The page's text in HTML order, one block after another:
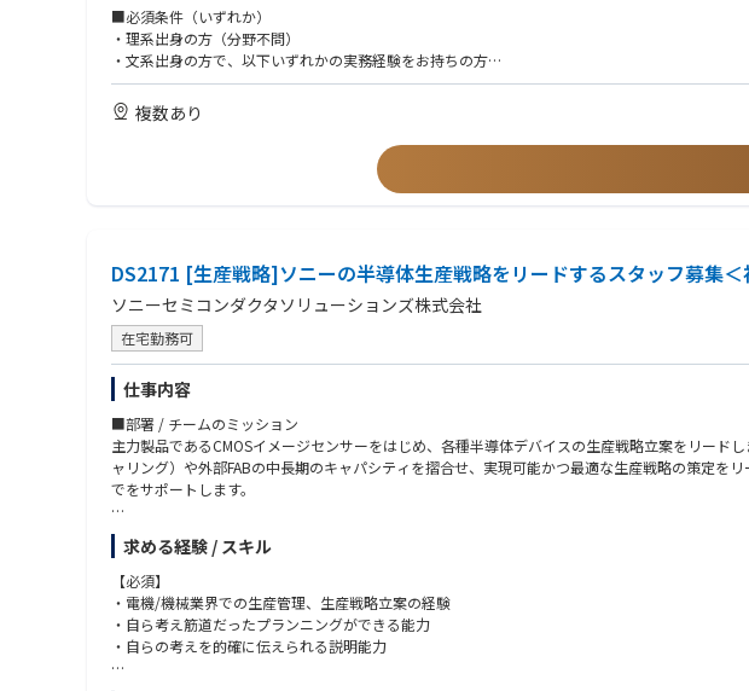
①カスタマーサポート、オンサイト業務：
・新規納入装置の立ち上げ：据え付け、組み立て、調整、性能確認
・装置のサポート：メンテナンス作業、故障修理等
・アジアを中心とした他リージョンへの立ち上げ等サポート
エスカレーション対応：
・国内テクニカルグループへのエスカレーションレポート作成
・US含むサポート部隊と連携による解決策の立案、実行、顧客報告
・故障対応
・評価サポート：データ取得、改善等
・量産機対応向け準備：不具合点フィードバック、手順書作成、必要治具等
④その他
・品質問題レポート、問題レポート等作成
・安全、品質問題防止のための事前検知レポート作成
・顧客向け定例会議の資料作成、説明等
■入社後の充実した研修
スキルやキャッチアップ状況に応じて1～2カ月の研修があります。その後は、OJTでフォロー
■出張について
・出張無し拠点
北海道オフィス
広島オフィス
北上サービスセンター
四日市テクノロジーセンター※四日市拠点のみ入社後1～2年目に研修の一環で北上への出張が生じ
・出張有り拠点
本社(新横浜)
■必須条件（いずれか）
・理系出身の方（分野不問）
・文系出身の方で、以下いずれかの実務経験をお持ちの方
サービスエンジニア、保全、製造、組立、加工、設備・装置の操作、トラブルシューティング
管理
これまでのご経験を、半導体・装置分野で活かせます。
検査装置を扱ったご経験
▼ 半導体・製造プロセス系
半導体製造装置メーカー、または半導体デバイスメーカーでの業務経験
生産技術、歩留まり改善、トラブル対応の経験
以下いずれかの製品・工程に関わった経験
Deposition（薄膜）
Etching（エッチング）
Wet Clean（洗浄）
PLP／パネル加工
▼ 電気・機械・設計・IT系
電気・機械図面、回路図、操作マニュアルの読解力
機械設計経験、CADの知識
電気設計、電気電子分野の知見
プログラミング経験（言語不問）
Linuxの知見
第二種電気主任技術者をお持ちの方
▼ コミュニケーション・調整力
顧客対応経験
社内外・多部門との連携、調整業務の経験
複数あり
DS2171 [生産戦略]ソニーの半導体生産戦略をリードするスタッフ募集＜
ソニーセミコンダクタソリューションズ株式会社
在宅勤務可
仕事内容
■部署 / チームのミッション
主力製品であるCMOSイメージセンサーをはじめ、各種半導体デバイスの生産戦略立案をリー
ャリング）や外部FABの中長期のキャパシティを摺合せ、実現可能かつ最適な生産戦略の策定
でをサポートします。
■担当予定の業務内容
世界トップクラスのシェアを有するCMOSイメージセンサーの生産戦略を担当
事業部が策定する中長期戦略をベースに必要な生産キャパシティを算出、SSSグループ内外の
携して生産増強戦略、設備投資戦略の策定をリードします。
求める経験 / スキル
【必須】
・電機/機械業界での生産管理、生産戦略立案の経験
・自ら考え筋道だったプランニングができる能力
・自らの考えを的確に伝えられる説明能力